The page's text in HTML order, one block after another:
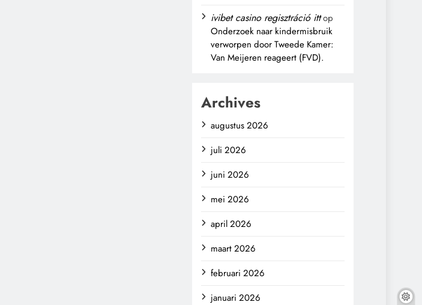
ivibet casino regisztráció ittop
Onderzoek naar kindermisbruik
verworpen door Tweede Kamer:
Van Meijeren reageert (FVD).
Archives
augustus 2026
juli 2026
juni 2026
mei 2026
april 2026
maart 2026
februari 2026
januari 2026